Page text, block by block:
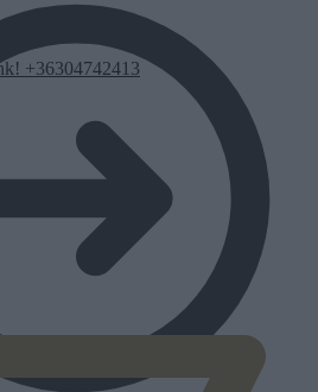
+36304742413